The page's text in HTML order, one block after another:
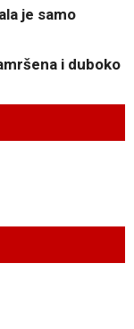
je samo
i duboko